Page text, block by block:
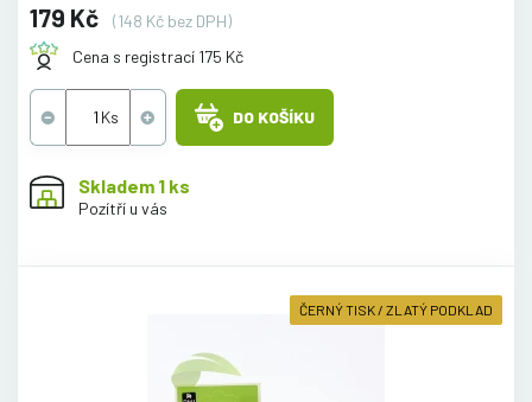
179 Kč
(148 Kč bez DPH)
Cena s registrací 175 Kč
DO KOŠÍKU
Skladem 1 ks
Pozítří u vás
ČERNÝ TISK / ZLATÝ PODKLAD